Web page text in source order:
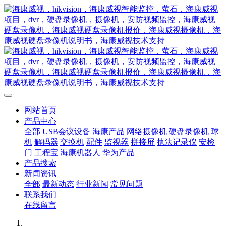
网站首页
产品中心
全部 USB会议设备 海康产品 网络摄像机 硬盘录像机 球
机 解码器 交换机 配件 监视器 拼接屏 执法记录仪 安检
门 工程宝 海康机器人 华为产品
产品搜索
新闻资讯
全部 最新动态 行业新闻 常见问题
联系我们
在线留言